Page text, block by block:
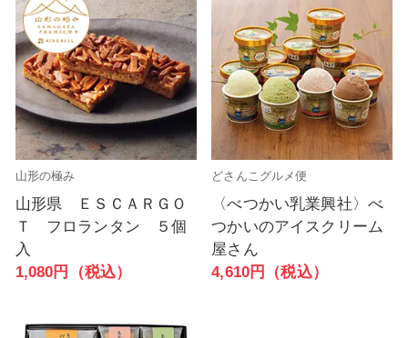
山形の極み
山形県 ＥＳＣＡＲＧＯ
Ｔ フロランタン ５個
入
1,080円（税込）
どさんこグルメ便
〈べつかい乳業興社〉べ
つかいのアイスクリーム
屋さん
4,610円（税込）